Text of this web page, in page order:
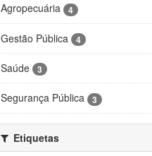
Agropecuária 4
Gestão Pública 4
Saúde 3
Segurança Pública 3
Etiquetas